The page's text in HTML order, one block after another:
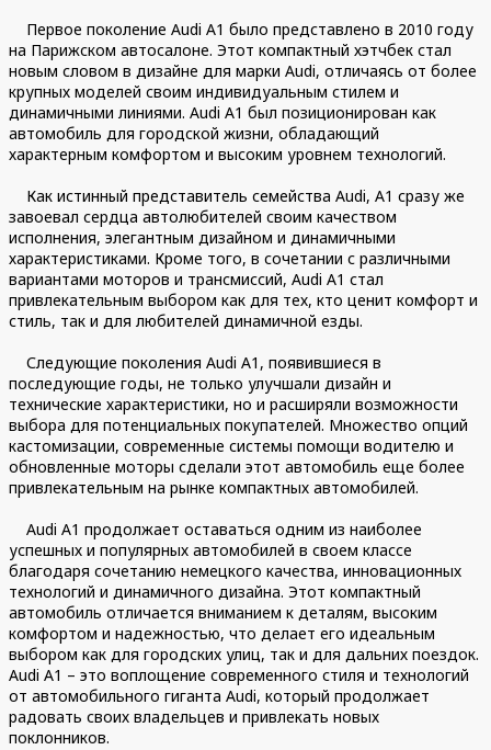
Первое поколение Audi A1 было представлено в 2010 году
на Парижском автосалоне. Этот компактный хэтчбек стал
новым словом в дизайне для марки Audi, отличаясь от более
крупных моделей своим индивидуальным стилем и
динамичными линиями. Audi A1 был позиционирован как
автомобиль для городской жизни, обладающий
характерным комфортом и высоким уровнем технологий.
Как истинный представитель семейства Audi, A1 сразу же
завоевал сердца автолюбителей своим качеством
исполнения, элегантным дизайном и динамичными
характеристиками. Кроме того, в сочетании с различными
вариантами моторов и трансмиссий, Audi A1 стал
привлекательным выбором как для тех, кто ценит комфорт и
стиль, так и для любителей динамичной езды.
Следующие поколения Audi A1, появившиеся в
последующие годы, не только улучшали дизайн и
технические характеристики, но и расширяли возможности
выбора для потенциальных покупателей. Множество опций
кастомизации, современные системы помощи водителю и
обновленные моторы сделали этот автомобиль еще более
привлекательным на рынке компактных автомобилей.
Audi A1 продолжает оставаться одним из наиболее
успешных и популярных автомобилей в своем классе
благодаря сочетанию немецкого качества, инновационных
технологий и динамичного дизайна. Этот компактный
автомобиль отличается вниманием к деталям, высоким
комфортом и надежностью, что делает его идеальным
выбором как для городских улиц, так и для дальних поездок.
Audi A1 – это воплощение современного стиля и технологий
от автомобильного гиганта Audi, который продолжает
радовать своих владельцев и привлекать новых
поклонников.